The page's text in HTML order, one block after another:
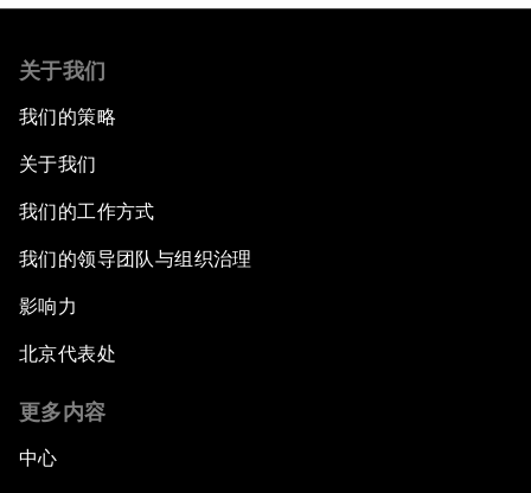
关于我们
我们的策略
关于我们
我们的工作方式
我们的领导团队与组织治理
影响力
北京代表处
更多内容
中心